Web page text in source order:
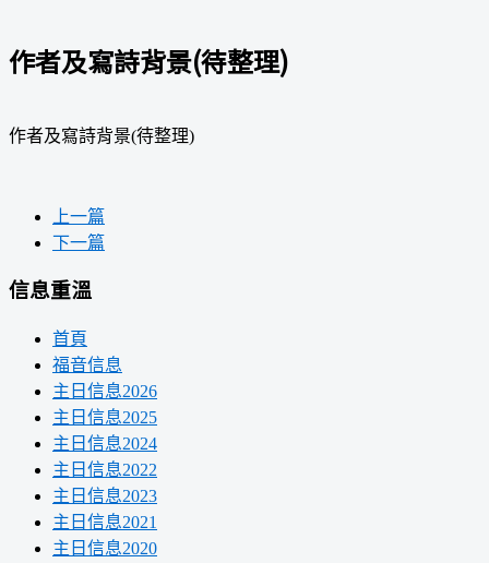
作者及寫詩背景(待整理)
作者及寫詩背景(待整理)
上一篇
下一篇
信息重溫
首頁
福音信息
主日信息2026
主日信息2025
主日信息2024
主日信息2022
主日信息2023
主日信息2021
主日信息2020